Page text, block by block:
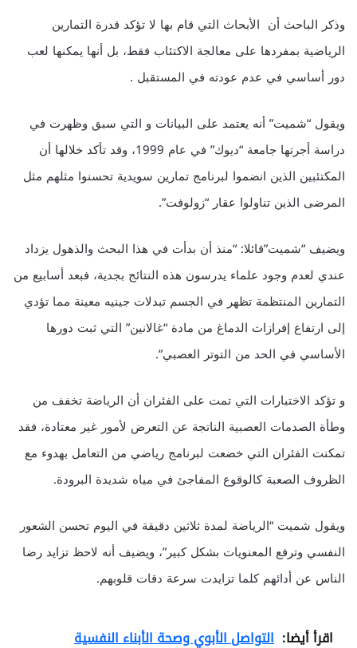
وذكر الباحث أن الأبحاث التي قام بها لا تؤكد قدرة التمارين
الرياضية بمفردها على معالجة الاكتئاب فقط، بل أنها يمكنها لعب
دور أساسي في عدم عودته في المستقبل .
ويقول “شميت” أنه يعتمد على البيانات و التي سبق وظهرت في
دراسة أجرتها جامعة “ديوك” في عام 1999، وقد تأكد خلالها أن
المكتئبين الذين انضموا لبرنامج تمارين سويدية تحسنوا مثلهم مثل
المرضى الذين تناولوا عقار “زولوفت”.
ويضيف “شميت”قائلا: “منذ أن بدأت في هذا البحث والذهول يزداد
عندي لعدم وجود علماء يدرسون هذه النتائج بجدية، فبعد أسابيع من
التمارين المنتظمة تظهر في الجسم تبدلات جينيه معينة مما تؤدي
إلى ارتفاع إفرازات الدماغ من مادة “غالانين” التي ثبت دورها
الأساسي في الحد من التوتر العصبي”.
و تؤكد الاختبارات التي تمت على الفئران أن الرياضة تخفف من
وطأة الصدمات العصبية الناتجة عن التعرض لأمور غير معتادة، فقد
تمكنت الفئران التي خضعت لبرنامج رياضي من التعامل بهدوء مع
الظروف الصعبة كالوقوع المفاجئ في مياه شديدة البرودة.
ويقول شميت “الرياضة لمدة ثلاثين دقيقة في اليوم تحسن الشعور
النفسي وترفع المعنويات بشكل كبير”، ويضيف أنه لاحظ تزايد رضا
الناس عن أدائهم كلما تزايدت سرعة دقات قلوبهم.
اقرأ أيضا: التواصل الأبوي وصحة الأبناء النفسية